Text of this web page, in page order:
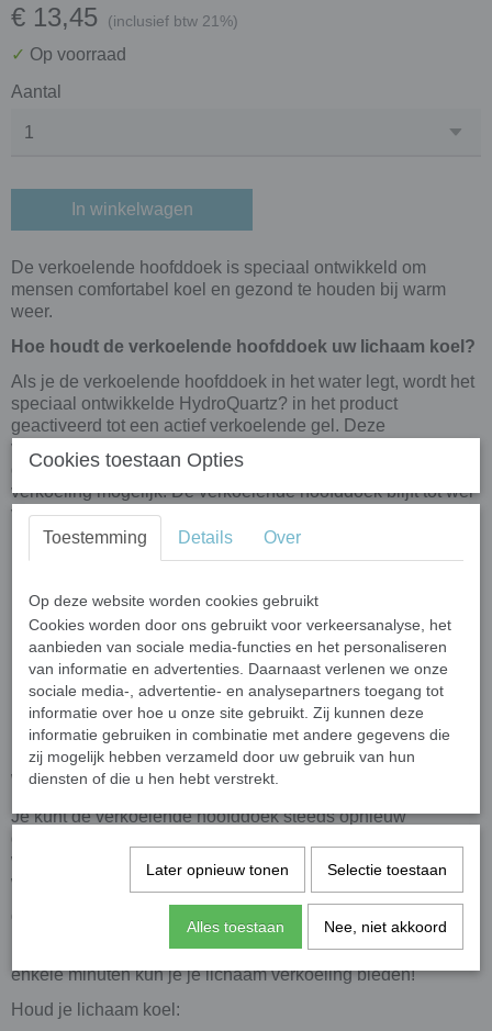
€ 13,45 (inclusief btw 21%)
✓ Op voorraad
Aantal
In winkelwagen
De verkoelende hoofddoek is speciaal ontwikkeld om
mensen comfortabel koel en gezond te houden bij warm
weer.
Hoe houdt de verkoelende hoofddoek uw lichaam koel?
Als je de verkoelende hoofddoek in het water legt, wordt het
speciaal ontwikkelde HydroQuartz? in het product
geactiveerd tot een actief verkoelende gel. Deze
verkoelende gel absorbeert je lichaamswarmte en stoot
deze af door verdamping. Zo is directe en continue
verkoeling mogelijk. De verkoelende hoofddoek blijft tot wel
vijf dagen koel!
Wasbaar en herbruikbaar
Je kunt de verkoelende hoofddoek steeds opnieuw
gebruiken. Een handwas met een mild wasmiddel in koud of
warm water zorgt ervoor dat jouw verkoelende hoofddoek
weer zo goed als nieuw is!
Geen vriezer of koelkast nodig
Leg je verkoelende hoofddoek in koud water en binnen
enkele minuten kun je je lichaam verkoeling bieden!
Houd je lichaam koel:
Cookies toestaan Opties
Toestemming Details Over
Op deze website worden cookies gebruikt
Cookies worden door ons gebruikt voor verkeersanalyse, het
aanbieden van sociale media-functies en het personaliseren
van informatie en advertenties. Daarnaast verlenen we onze
sociale media-, advertentie- en analysepartners toegang tot
informatie over hoe u onze site gebruikt. Zij kunnen deze
informatie gebruiken in combinatie met andere gegevens die
zij mogelijk hebben verzameld door uw gebruik van hun
diensten of die u hen hebt verstrekt.
Later opnieuw tonen Selectie toestaan
Alles toestaan Nee, niet akkoord